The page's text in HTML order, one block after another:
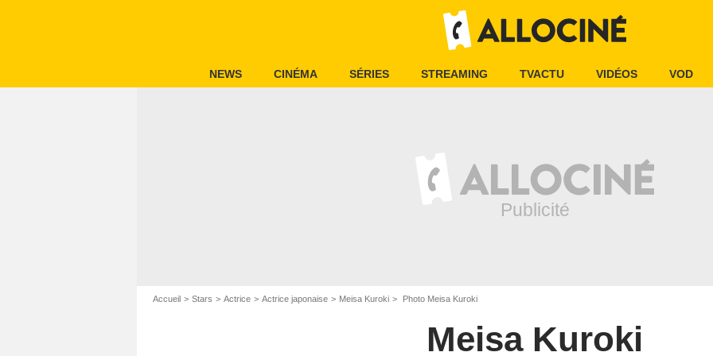
NEWS CINÉMA SÉRIES STREAMING TVACTU VIDÉOS VOD
Accueil Stars Actrice Actrice japonaise Meisa Kuroki Photo Meisa Kuroki
Meisa Kuroki